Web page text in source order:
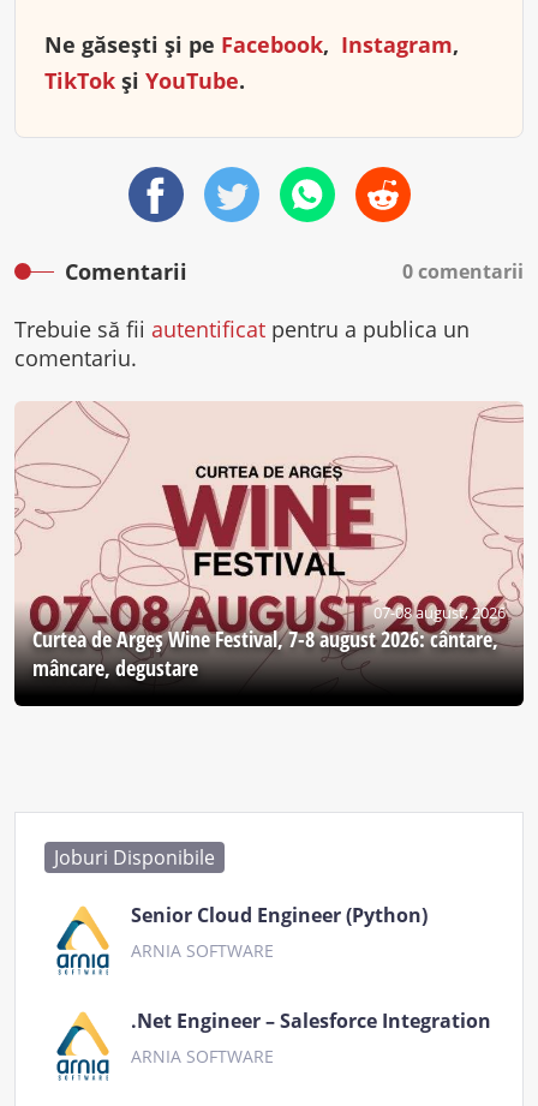
Ne găsești și pe Facebook, Instagram,
TikTok și YouTube.
Comentarii 0 comentarii
Trebuie să fii autentificat pentru a publica un
comentariu.
07-08 august, 2026
Curtea de Argeş Wine Festival, 7-8 august 2026: cântare,
mâncare, degustare
Joburi Disponibile
Senior Cloud Engineer (Python)
ARNIA SOFTWARE
.Net Engineer – Salesforce Integration
ARNIA SOFTWARE